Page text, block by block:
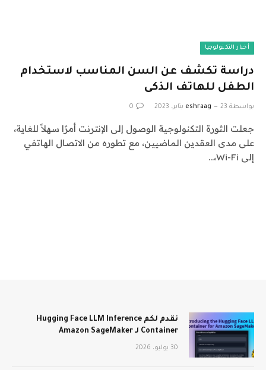
أخبار التكنولوجيا
دراسة تكشف عن السن المناسب لاستخدام
الطفل للهاتف الذكى
بواسطة eshraag 23 يناير، 2023 0
جعلت الثورة التكنولوجية الوصول إلى الإنترنت أمرًا سهلاً للغاية،
على مدى العقدين الماضيين، مع تطوره من الاتصال الهاتفي
إلى Wi-Fi،…
نقدم لكم Hugging Face LLM Inference
Container لـ Amazon SageMaker
30 يوليو، 2026